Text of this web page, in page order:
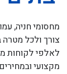
מחסומי חניה,
צורך ולכל
לאלפי לקוחות
מקצועי